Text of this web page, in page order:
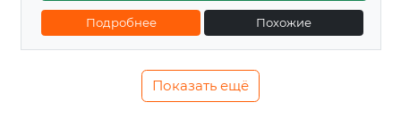
Подробнее Похожие
Показать ещё